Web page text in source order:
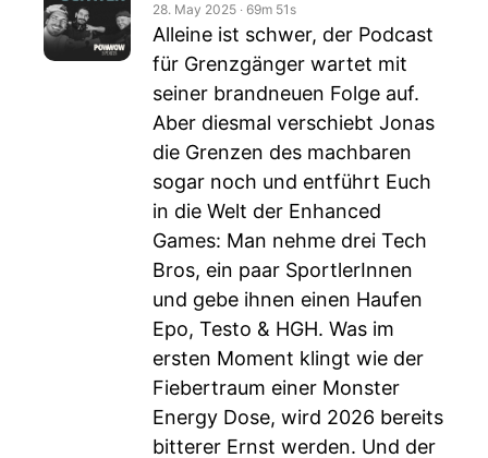
28. May 2025 ‧ 69m 51s
Alleine ist schwer, der Podcast
für Grenzgänger wartet mit
seiner brandneuen Folge auf.
Aber diesmal verschiebt Jonas
die Grenzen des machbaren
sogar noch und entführt Euch
in die Welt der Enhanced
Games: Man nehme drei Tech
Bros, ein paar SportlerInnen
und gebe ihnen einen Haufen
Epo, Testo & HGH. Was im
ersten Moment klingt wie der
Fiebertraum einer Monster
Energy Dose, wird 2026 bereits
bitterer Ernst werden. Und der